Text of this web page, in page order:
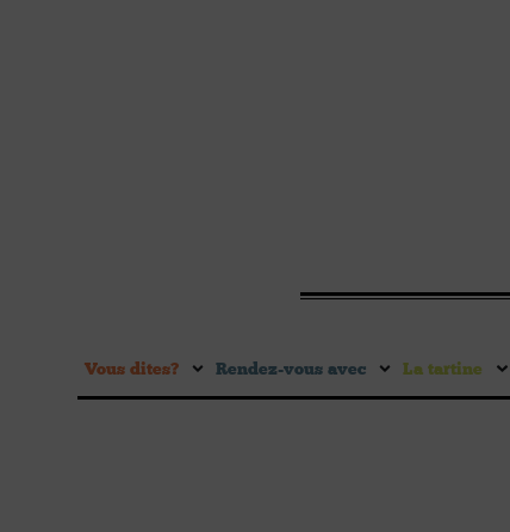
Vous dites ? Rendez-vous avec La tartine